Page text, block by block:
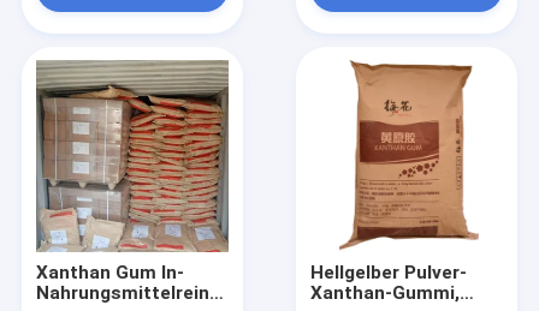
Xanthan Gum In-
Nahrungsmittelreine
Hellgelber Pulver-
Xanthan-Gummi,